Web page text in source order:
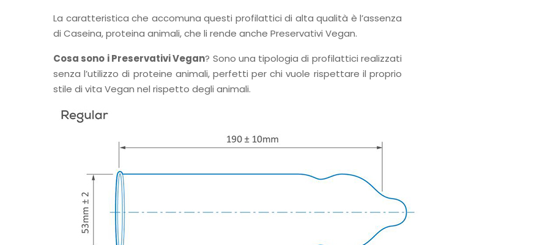
La caratteristica che accomuna questi profilattici di alta qualità è l’assenza
di Caseina, proteina animali, che li rende anche Preservativi Vegan.
Cosa sono i Preservativi Vegan? Sono una tipologia di profilattici realizzati
senza l’utilizzo di proteine animali, perfetti per chi vuole rispettare il proprio
stile di vita Vegan nel rispetto degli animali.